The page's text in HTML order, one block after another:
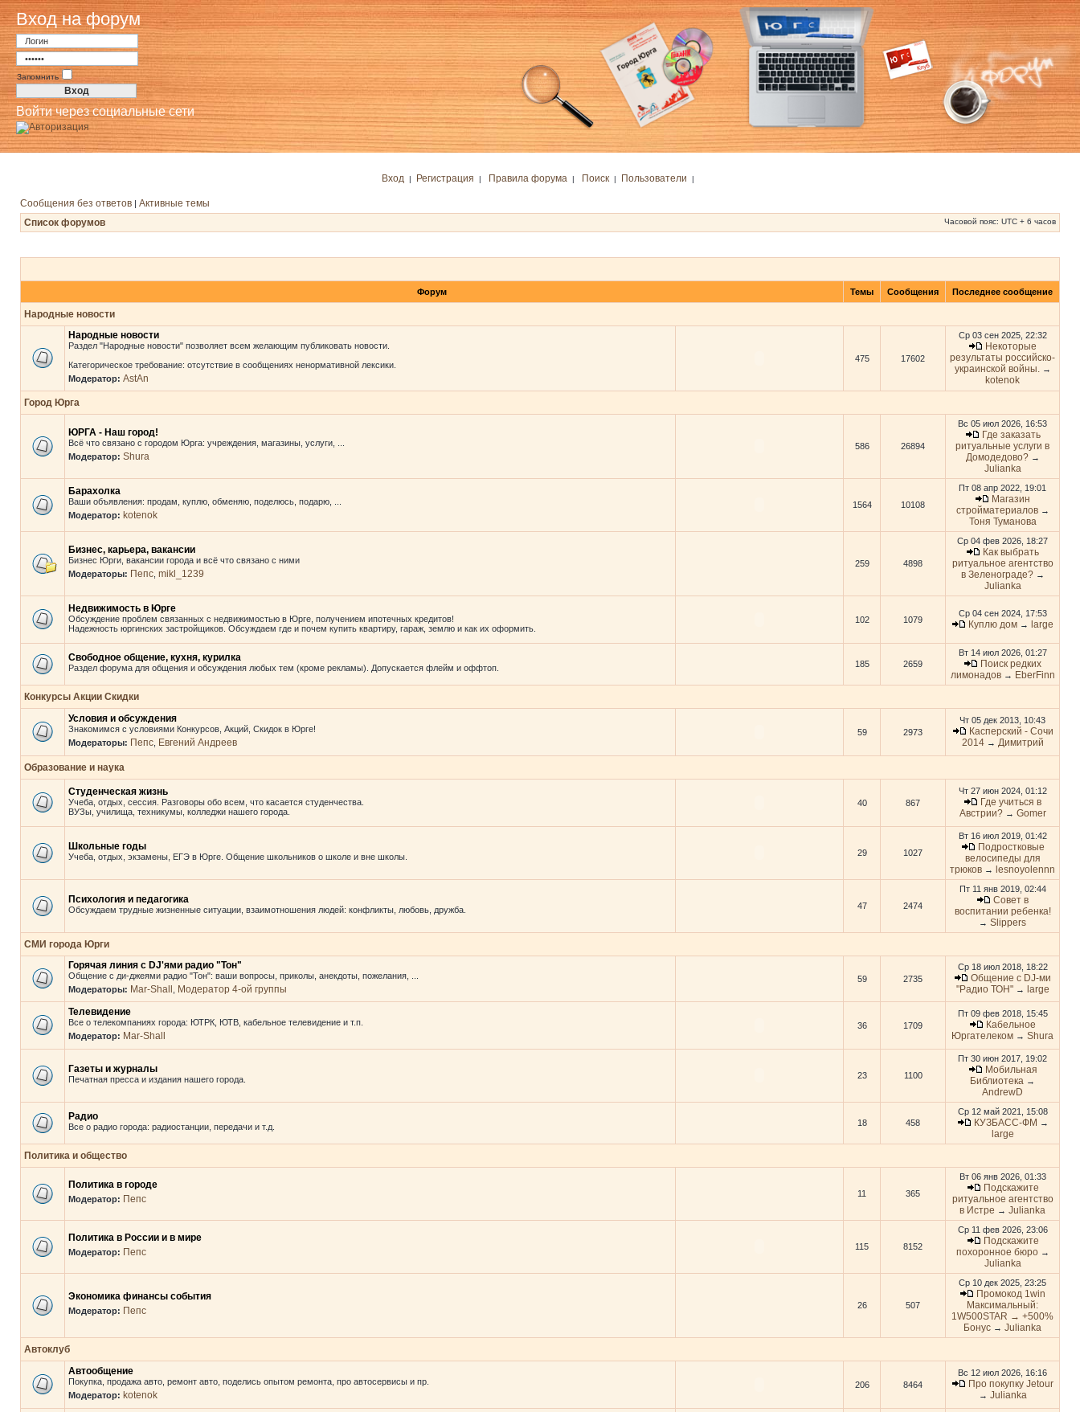
Вход на форум
Запомнить
Войти через социальные сети
Вход | Регистрация | Правила форума | Поиск| Пользователи |
Сообщения без ответов | Активные темы
Список форумов
Часовой пояс: UTC + 6 часов
Форум Темы Сообщения Последнее сообщение
Народные новости
Народные новости
Раздел "Народные новости" позволяет всем желающим публиковать новости.
Категорическое требование: отсутствие в сообщениях ненормативной лексики.
Модератор: AstAn
475 17602
Ср 03 сен 2025, 22:32
Некоторые
результаты российско-
украинской войны. →
kotenok
Город Юрга
ЮРГА - Наш город!
Всё что связано с городом Юрга: учреждения, магазины, услуги, ...
Модератор: Shura
586 26894
Вс 05 июл 2026, 16:53
Где заказать
ритуальные услуги в
Домодедово?→
Julianka
Барахолка
Ваши объявления: продам, куплю, обменяю, поделюсь, подарю, ...
Модератор: kotenok
1564 10108
Пт 08 апр 2022, 19:01
Магазин
стройматериалов→
Тоня Туманова
Бизнес, карьера, вакансии
Бизнес Юрги, вакансии города и всё что связано с ними
Модераторы: Пепс mikl_1239
259 4898
Ср 04 фев 2026, 18:27
Как выбрать
ритуальное агентство
в Зеленограде?→
Julianka
Недвижимость в Юрге
Обсуждение проблем связанных с недвижимостью в Юрге, получением ипотечных кредитов!
Надежность юргинских застройщиков. Обсуждаем где и почем купить квартиру, гараж, землю и как их оформить.
102 1079
Ср 04 сен 2024, 17:53
Куплю дом → large
Свободное общение, кухня, курилка
Раздел форума для общения и обсуждения любых тем (кроме рекламы). Допускается флейм и оффтоп. 185 2659
Вт 14 июл 2026, 01:27
Поиск редких
лимонадов→ EberFinn
Конкурсы Акции Скидки
Условия и обсуждения
Знакомимся с условиями Конкурсов, Акций, Скидок в Юрге!
Модераторы: Пепс Евгений Андреев
59 2973
Чт 05 дек 2013, 10:43
Касперский - Сочи
2014→ Димитрий
Образование и наука
Студенческая жизнь
Учеба, отдых, сессия. Разговоры обо всем, что касается студенчества.
ВУЗы, училища, техникумы, колледжи нашего города.
40 867
Чт 27 июн 2024, 01:12
Где учиться в
Австрии?→ Gomer
Школьные годы
Учеба, отдых, экзамены, ЕГЭ в Юрге. Общение школьников о школе и вне школы. 29 1027
Вт 16 июл 2019, 01:42
Подростковые
велосипеды для
трюков → lesnoyolennn
Психология и педагогика
Обсуждаем трудные жизненные ситуации, взаимотношения людей: конфликты, любовь, дружба. 47 2474
Пт 11 янв 2019, 02:44
Совет в
воспитании ребенка!
→ Slippers
СМИ города Юрги
Горячая линия с DJ'ями радио "Тон"
Общение с ди-джеями радио "Тон": ваши вопросы, приколы, анекдоты, пожелания, ...
Модераторы: Mar-Shall Модератор 4-ой группы
59 2735
Ср 18 июл 2018, 18:22
Общение с DJ-ми
"Радио ТОН"→
large
Телевидение
Все о телекомпаниях города: ЮТРК, ЮТВ, кабельное телевидение и т.п.
Модератор: Mar-Shall
36 1709
Пт 09 фев 2018, 15:45
Кабельное
Юргателеком → Shura
Газеты и журналы
Печатная пресса и издания нашего города. 23 1100
Пт 30 июн 2017, 19:02
Мобильная
Библиотека →
AndrewD
Радио
Все о радио города: радиостанции, передачи и т.д. 18 458
Ср 12 май 2021, 15:08
КУЗБАСС-ФМ →
large
Политика и общество
Политика в городе
Модератор: Пепс 11 365
Вт 06 янв 2026, 01:33
Подскажите
ритуальное агентство
в Истре → Julianka
Политика в России и в мире
Модератор: Пепс 115 8152
Ср 11 фев 2026, 23:06
Подскажите
похоронное бюро→
Julianka
Экономика финансы события
Модератор: Пепс 26 507
Ср 10 дек 2025, 23:25
Промокод 1win
Максимальный:
1W500STAR → +500%
Бонус → Julianka
Автоклуб
Автообщение
Покупка, продажа авто, ремонт авто, поделись опытом ремонта, про автосервисы и пр.
Модератор: kotenok
206 8464
Вс 12 июл 2026, 16:16
Про покупку Jetour
→ Julianka